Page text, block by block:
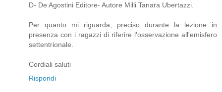
D- De Agostini Editore- Autore Milli Tanara Ubertazzi.
Per quanto mi riguarda, preciso durante la lezione in
presenza con i ragazzi di riferire l'osservazione all'emisfero
settentrionale.
Cordiali saluti
Rispondi